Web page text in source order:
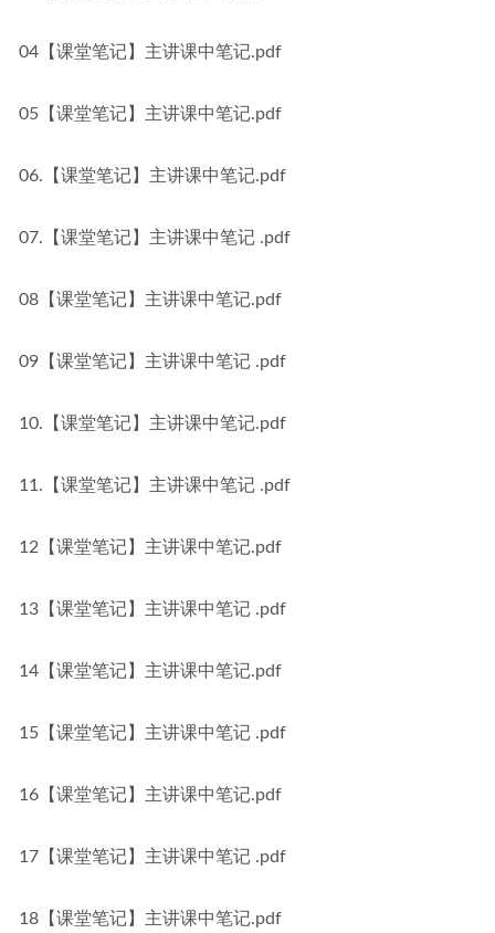
04【课堂笔记】主讲课中笔记.pdf
05【课堂笔记】主讲课中笔记.pdf
06.【课堂笔记】主讲课中笔记.pdf
07.【课堂笔记】主讲课中笔记 .pdf
08【课堂笔记】主讲课中笔记.pdf
09【课堂笔记】主讲课中笔记 .pdf
10.【课堂笔记】主讲课中笔记.pdf
11.【课堂笔记】主讲课中笔记 .pdf
12【课堂笔记】主讲课中笔记.pdf
13【课堂笔记】主讲课中笔记 .pdf
14【课堂笔记】主讲课中笔记.pdf
15【课堂笔记】主讲课中笔记 .pdf
16【课堂笔记】主讲课中笔记.pdf
17【课堂笔记】主讲课中笔记 .pdf
18【课堂笔记】主讲课中笔记.pdf